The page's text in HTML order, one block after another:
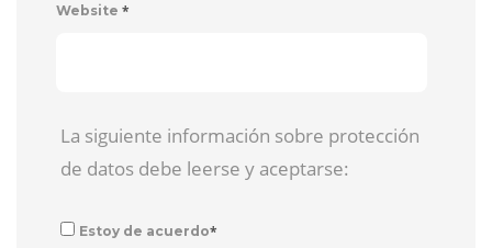
Website *
La siguiente información sobre protección
de datos debe leerse y aceptarse:
Estoy de acuerdo*